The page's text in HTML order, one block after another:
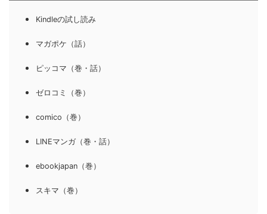
Kindleの試し読み
マガポケ（話）
ピッコマ（巻・話）
ゼロコミ（巻）
comico（巻）
LINEマンガ（巻・話）
ebookjapan（巻）
スキマ（巻）